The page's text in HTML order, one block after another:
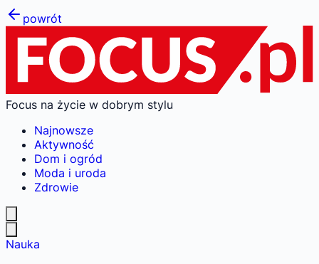
powrót
Focus na życie w dobrym stylu
Najnowsze
Aktywność
Dom i ogród
Moda i uroda
Zdrowie
Nauka